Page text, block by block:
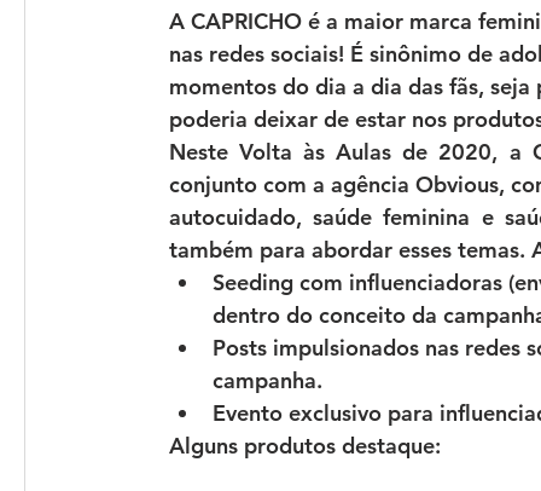
A CAPRICHO é a maior marca
nas redes sociais! É sinônimo de
momentos do dia a dia das fãs,
poderia deixar de estar nos
Neste Volta às Aulas de 2020, a
conjunto com a agência Obvious,
autocuidado, saúde feminina e
também para abordar esses temas.
Seeding com influenciadoras
dentro do conceito da
Posts impulsionados nas redes
campanha.
Evento exclusivo para
Alguns produtos destaque: